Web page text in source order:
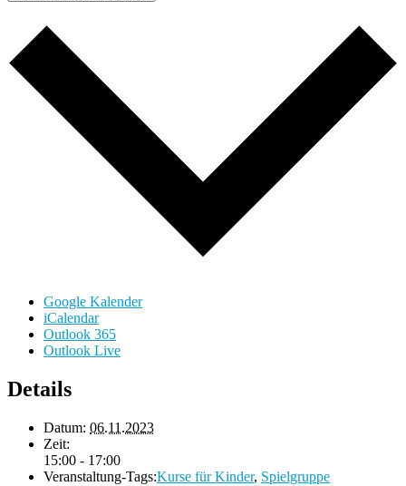
Google Kalender
iCalendar
Outlook 365
Outlook Live
Details
Datum: 06.11.2023
Zeit:
15:00 - 17:00
Veranstaltung-Tags:Kurse für Kinder, Spielgruppe